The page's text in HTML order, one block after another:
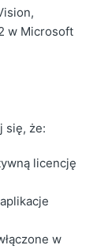
w Microsoft
się, że:
licencję
w